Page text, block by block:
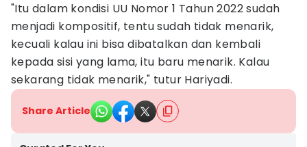
"Itu dalam kondisi UU Nomor 1 Tahun 2022 sudah
menjadi kompositif, tentu sudah tidak menarik,
kecuali kalau ini bisa dibatalkan dan kembali
kepada sisi yang lama, itu baru menarik. Kalau
sekarang tidak menarik," tutur Hariyadi.
Share Article